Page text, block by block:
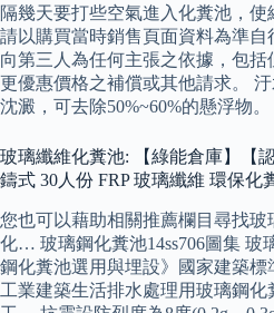
隔幾天要打些空氣進入化糞池，
請以購買當時銷售頁面資料為準
向第三人為任何主張之依據，包
更優惠價格之補償或其他請求。
沈澱，可去除50%~60%的懸浮物。
玻璃纖維化糞池: 【綠能倉庫】【
鑄式 30人份 FRP 玻璃纖維 環保
您也可以藉助相關推薦欄目尋找玻
化… 玻璃鋼化糞池14ss706圖集 玻
鋼化糞池選用與埋設》國家建築
工業建築生活排水處理用玻璃鋼